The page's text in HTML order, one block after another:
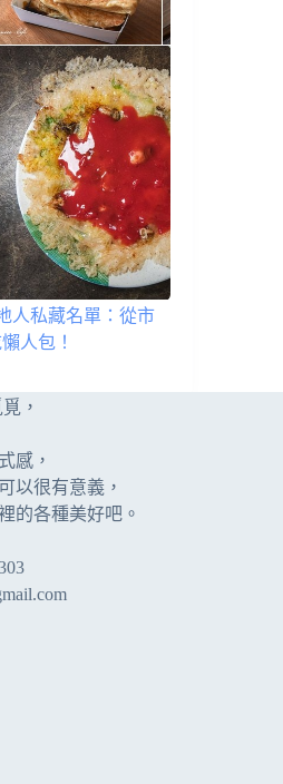
人私藏名單：從市
人包！
，
感，
以很有意義，
的各種美好吧。